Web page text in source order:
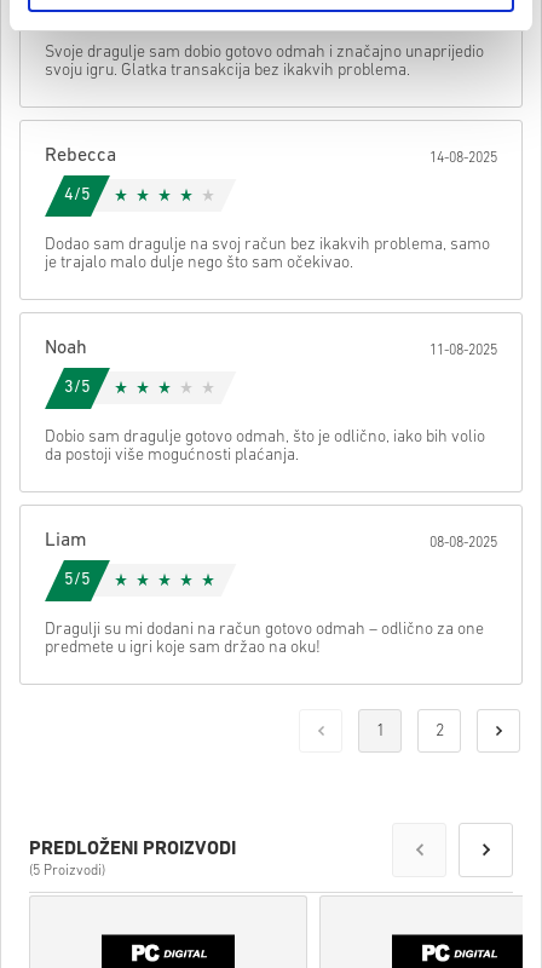
• Odaberi svoj proizvod
• Unesi svoju e-mail adresu
• Odaberi željeni način plaćanja
svom kodu.
Možemo li vam pomoći oko nečega? Poslati
Svoje dragulje sam dobio gotovo odmah i značajno unaprijedio
svoju igru. Glatka transakcija bez ikakvih problema.
Rebecca 14-08-2025
4/5
Dodao sam dragulje na svoj račun bez ikakvih problema, samo
je trajalo malo dulje nego što sam očekivao.
Noah 11-08-2025
3/5
Dobio sam dragulje gotovo odmah, što je odlično, iako bih volio
da postoji više mogućnosti plaćanja.
Liam 08-08-2025
5/5
Dragulji su mi dodani na račun gotovo odmah – odlično za one
predmete u igri koje sam držao na oku!
1 2
PREDLOŽENI PROIZVODI
(5 Proizvodi)